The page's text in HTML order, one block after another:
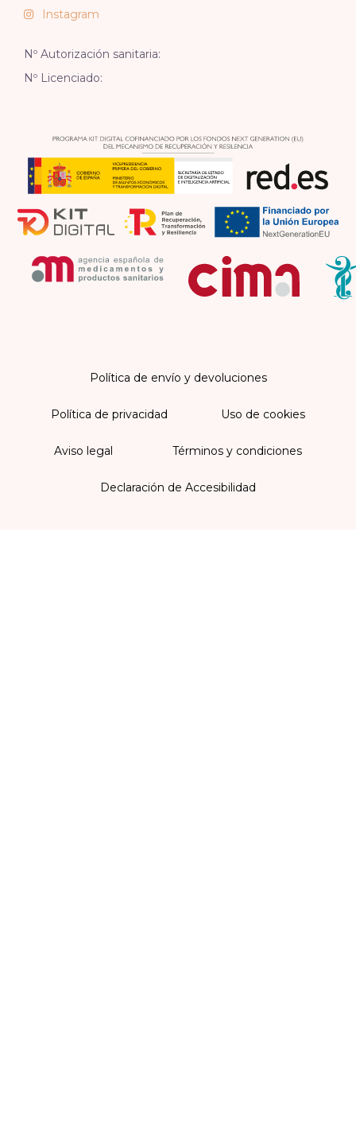
Instagram
Nº Autorización sanitaria:
Nº Licenciado:
Política de envío y devoluciones
Política de privacidad Uso de cookies
Aviso legal Términos y condiciones
Declaración de Accesibilidad